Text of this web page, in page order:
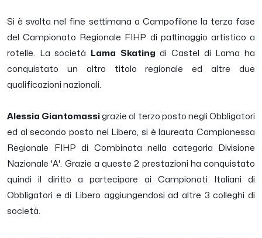
Si è svolta nel fine settimana a Campofilone la terza fase
del Campionato Regionale FIHP di pattinaggio artistico a
rotelle. La società
Lama Skating di Castel di Lama ha
conquistato un altro titolo regionale ed altre due
qualificazioni nazionali.
Alessia Giantomassi grazie al terzo posto negli Obbligatori
ed al secondo posto nel Libero, si è laureata Campionessa
Regionale FIHP di Combinata nella categoria Divisione
Nazionale 'A'. Grazie a queste 2 prestazioni ha conquistato
quindi il diritto a partecipare ai Campionati Italiani di
Obbligatori e di Libero aggiungendosi ad altre 3 colleghi di
società.